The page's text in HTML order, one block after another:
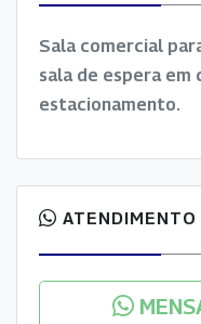
Sala comercial
sala de espera em
estacionamento.